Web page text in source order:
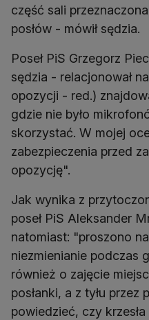
część sali
posłów - mówił sędzia.
Poseł PiS Grzegorz
sędzia - relacjonował
opozycji - red.)
gdzie nie było
skorzystać. W mojej
zabezpieczenia przed
opozycję".
Jak wynika z
poseł PiS Aleksander
natomiast: "proszono
niezmienianie podczas
również o zajęcie
posłanki, a z tyłu przez
powiedzieć, czy